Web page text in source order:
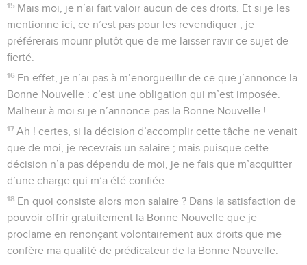
15 Mais moi, je n’ai fait valoir aucun de ces droits. Et si je les
mentionne ici, ce n’est pas pour les revendiquer ; je
préférerais mourir plutôt que de me laisser ravir ce sujet de
fierté.
16 En effet, je n’ai pas à m’enorgueillir de ce que j’annonce la
Bonne Nouvelle : c’est une obligation qui m’est imposée.
Malheur à moi si je n’annonce pas la Bonne Nouvelle !
17 Ah ! certes, si la décision d’accomplir cette tâche ne venait
que de moi, je recevrais un salaire ; mais puisque cette
décision n’a pas dépendu de moi, je ne fais que m’acquitter
d’une charge qui m’a été confiée.
18 En quoi consiste alors mon salaire ? Dans la satisfaction de
pouvoir offrir gratuitement la Bonne Nouvelle que je
proclame en renonçant volontairement aux droits que me
confère ma qualité de prédicateur de la Bonne Nouvelle.